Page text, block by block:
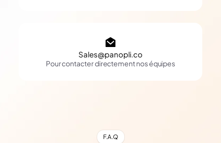
Sales@panopli.co
Pour contacter directement nos équipes
F.A.Q